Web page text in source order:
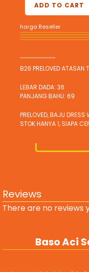
ADD TO CART
harga Reseller
........................
B26 PRELOVED ATASAN
LEBAR DADA: 36
PANJANG BAHU: 69
PRELOVED, BAJU DRESS
STOK HANYA 1, SIAPA
Reviews
There are no reviews
Baso Aci